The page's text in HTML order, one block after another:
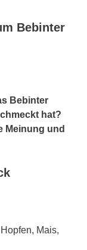
Bebinter
Bebinter
hat?
Meinung und
Mais,